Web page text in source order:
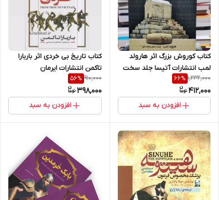
کتاب کوروش بزرگ اثر هارولد
لمب انتشارات آتیسا جلد سخت
1,232,000
66%
412,000
افزودن به سبد
کتاب تاریخ بی خردی اثر باربارا
تاکمن انتشارات ایرمان
910,000
56%
398,000
افزودن به سبد